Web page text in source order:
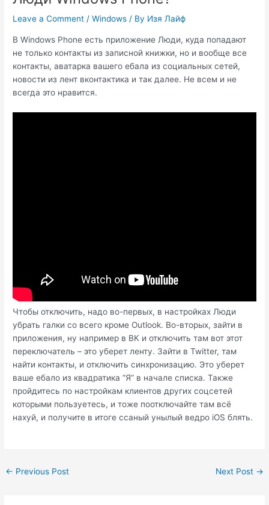
Leave a Comment /Windows / By Изя Лайф
В Windows Phone есть приложение Люди, куда попадают
не только контакты из записной книжки, но и вообще все
контакты, аватарка вашего ебала из социальных сетей,
новости из лент вконтактика и так далее. Не всем и не
всегда это нравится.
Чтобы отключить, надо во-первых, в настройках Люди
убрать галки со всего кроме Outlook. Во-вторых, зайти в
приложения, ну например в ВК и отключить там вот этот
переключатель – это уберет ленту. Зайти в Twitter, там
найти контакты, и отключить синхронизацию. Это уберет
ваше ебало из квадратика “Я” в начале списка. Также
пройдитесь по настройкам клиентов других соцсетей
которыми пользуетесь, и тоже поотключайте там всё
нахуй, и получите в итоге ссаный унылый ведро iOS блять.
Post
← Previous Post Next Post →